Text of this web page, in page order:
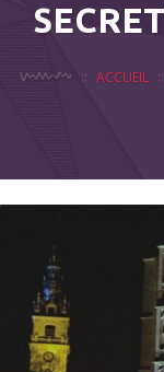
ACCUEIL